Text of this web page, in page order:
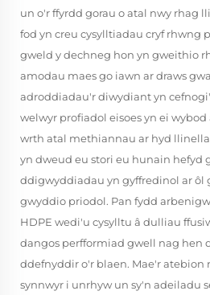
un o'r ffyrdd gorau o atal nwy rhag
fod yn creu cysylltiadau cryf rhwng
gweld y dechneg hon yn gweithio
amodau maes go iawn ar draws
adroddiadau'r diwydiant yn
welwyr profiadol eisoes yn ei
wrth atal methiannau ar hyd
yn dweud eu stori eu hunain hefyd
ddigwyddiadau yn gyffredinol ar ôl
gwyddio priodol. Pan fydd
HDPE wedi'u cysylltu â dulliau
dangos perfformiad gwell nag hen
ddefnyddir o'r blaen. Mae'r atebion
synnwyr i unrhyw un sy'n adeiladu